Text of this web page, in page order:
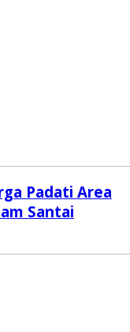
Padati Area
Santai